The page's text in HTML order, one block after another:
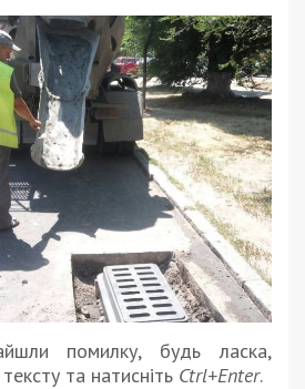
помилку, будь ласка,
та натисніть Ctrl+Enter.